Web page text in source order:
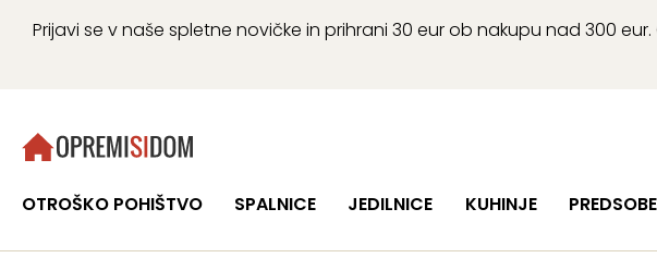
Prijavi se v naše spletne novičke in prihrani 30 eur ob nakupu nad 300
OTROŠKO POHIŠTVO SPALNICE JEDILNICE KUHINJE PREDSOBE